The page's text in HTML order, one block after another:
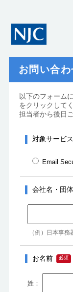
お問い合わ
以下のフォーム
をクリックして
担当者から後日
対象サービス
Email
会社名・団
（例）日本事務
お名前